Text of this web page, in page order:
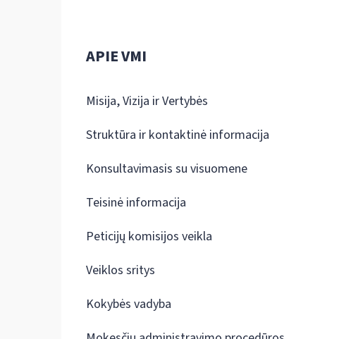
APIE VMI
Misija, Vizija ir Vertybės
Struktūra ir kontaktinė informacija
Konsultavimasis su visuomene
Teisinė informacija
Peticijų komisijos veikla
Veiklos sritys
Kokybės vadyba